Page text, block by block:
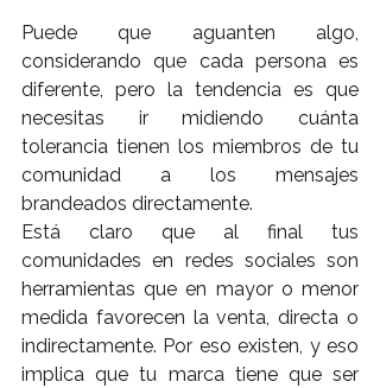
Puede que aguanten algo,
considerando que cada persona es
diferente, pero la tendencia es que
necesitas ir midiendo cuánta
tolerancia tienen los miembros de tu
comunidad a los mensajes
brandeados directamente.
Está claro que al final tus
comunidades en redes sociales son
herramientas que en mayor o menor
medida favorecen la venta, directa o
indirectamente. Por eso existen, y eso
implica que tu marca tiene que ser